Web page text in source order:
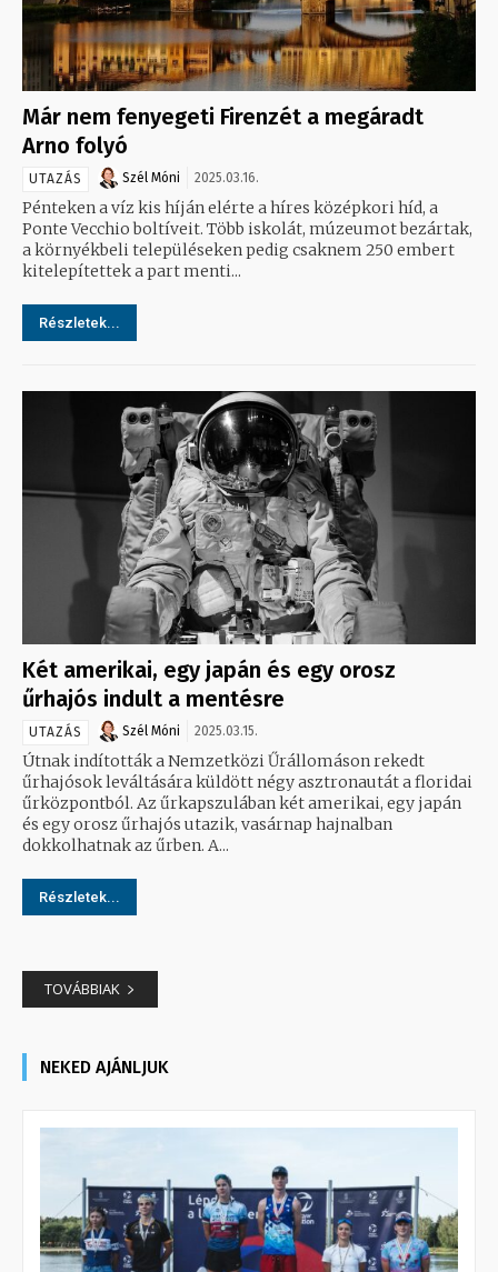
Már nem fenyegeti Firenzét a megáradt
Arno folyó
UTAZÁS Szél Móni 2025.03.16.
Pénteken a víz kis híján elérte a híres középkori híd, a
Ponte Vecchio boltíveit. Több iskolát, múzeumot bezártak,
a környékbeli településeken pedig csaknem 250 embert
kitelepítettek a part menti...
Részletek...
Két amerikai, egy japán és egy orosz
űrhajós indult a mentésre
UTAZÁS Szél Móni 2025.03.15.
Útnak indították a Nemzetközi Űrállomáson rekedt
űrhajósok leváltására küldött négy asztronautát a floridai
űrközpontból. Az űrkapszulában két amerikai, egy japán
és egy orosz űrhajós utazik, vasárnap hajnalban
dokkolhatnak az űrben. A...
Részletek...
TOVÁBBIAK
NEKED AJÁNLJUK